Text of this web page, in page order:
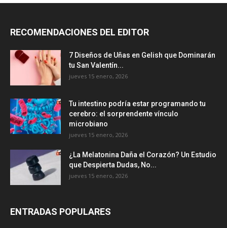
RECOMENDACIONES DEL EDITOR
7 Diseños de Uñas en Gelish que Dominarán
tu San Valentín...
jueves 15 enero, 2026
Tu intestino podría estar programando tu
cerebro: el sorprendente vínculo
microbiano
jueves 15 enero, 2026
¿La Melatonina Daña el Corazón? Un Estudio
que Despierta Dudas, No...
jueves 15 enero, 2026
ENTRADAS POPULARES